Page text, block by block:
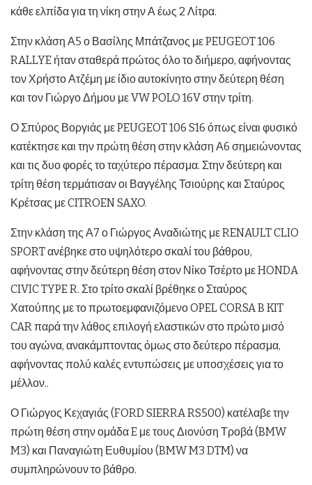
κάθε ελπίδα για τη νίκη στην Α έως 2 Λίτρα.
Στην κλάση Α5 ο Βασίλης Μπάτζανος με PEUGEOT 106
RALLYE ήταν σταθερά πρώτος όλο το διήμερο, αφήνοντας
τον Χρήστο Ατζέμη με ίδιο αυτοκίνητο στην δεύτερη θέση
και τον Γιώργο Δήμου με VW POLO 16V στην τρίτη.
Ο Σπύρος Βοργιάς με PEUGEOT 106 S16 όπως είναι φυσικό
κατέκτησε και την πρώτη θέση στην κλάση Α6 σημειώνοντας
και τις δυο φορές το ταχύτερο πέρασμα. Στην δεύτερη και
τρίτη θέση τερμάτισαν οι Βαγγέλης Τσιούρης και Σταύρος
Κρέτσας με CITROEN SAXO.
Στην κλάση της Α7 ο Γιώργος Αναδιώτης με RENAULT CLIO
SPORT ανέβηκε στο υψηλότερο σκαλί του βάθρου,
αφήνοντας στην δεύτερη θέση στον Νίκο Τσέρτο με HONDA
CIVIC TYPE R. Στο τρίτο σκαλί βρέθηκε ο Σταύρος
Χατούπης με το πρωτοεμφανιζόμενο OPEL CORSA B KIT
CAR παρά την λάθος επιλογή ελαστικών στο πρώτο μισό
του αγώνα, ανακάμπτοντας όμως στο δεύτερο πέρασμα,
αφήνοντας πολύ καλές εντυπώσεις με υποσχέσεις για το
μέλλον..
Ο Γιώργος Κεχαγιάς (FORD SIERRA RS500) κατέλαβε την
πρώτη θέση στην ομάδα E με τους Διονύση Τροβά (BMW
M3) και Παναγιώτη Ευθυμίου (BMW M3 DTM) να
συμπληρώνουν το βάθρο.